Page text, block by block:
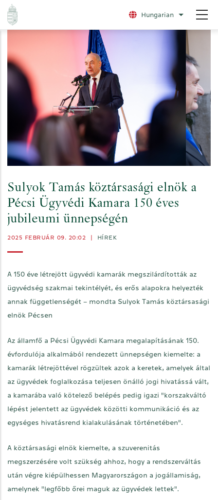
Ugrás
tartalomra
Hungarian További
Sulyok Tamás köztársasági elnök a
Pécsi Ügyvédi Kamara 150 éves
jubileumi ünnepségén
2025 FEBRUÁR 09. 20:02 HÍREK
A 150 éve létrejött ügyvédi kamarák megszilárdították az
ügyvédség szakmai tekintélyét, és erős alapokra helyezték
annak függetlenségét – mondta Sulyok Tamás köztársasági
elnök Pécsen
Az államfő a Pécsi Ügyvédi Kamara megalapításának 150.
évfordulója alkalmából rendezett ünnepségen kiemelte: a
kamarák létrejöttével rögzültek azok a keretek, amelyek által
az ügyvédek foglalkozása teljesen önálló jogi hivatássá vált,
a kamarába való kötelező belépés pedig igazi "korszakváltó
lépést jelentett az ügyvédek közötti kommunikáció és az
egységes hivatásrend kialakulásának történetében".
A köztársasági elnök kiemelte, a szuverenitás
megszerzésére volt szükség ahhoz, hogy a rendszerváltás
után végre kiépülhessen Magyarországon a jogállamiság,
amelynek "legfőbb őrei maguk az ügyvédek lettek".